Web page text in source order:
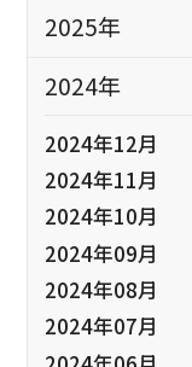
2025年
2024年
2024年12月
2024年11月
2024年10月
2024年09月
2024年08月
2024年07月